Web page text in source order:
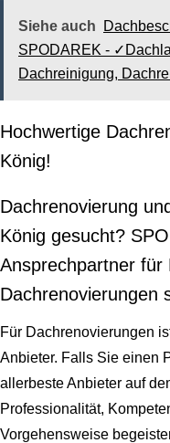
Siehe auch
SPODAREK -
Dachreinigung,
Hochwertige
König!
Dachrenovierung
König gesucht?
Ansprechpartner für
Dachrenovierungen
Für Dachrenovierungen
Anbieter. Falls Sie einen
allerbeste Anbieter auf
Professionalität,
Vorgehensweise